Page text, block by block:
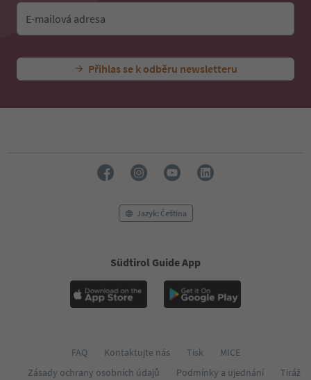
E-mailová adresa
Přihlas se k odběru newsletteru
Jazyk: Čeština
Südtirol Guide App
FAQ Kontaktujte nás Tisk
MICE
Zásady ochrany osobních údajů
Podmínky a ujednání
Tiráž